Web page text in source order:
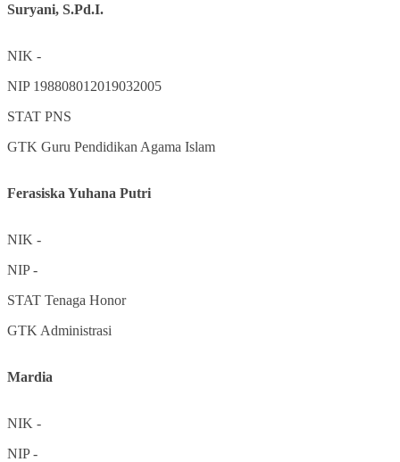
Suryani, S.Pd.I.
NIK -
NIP 198808012019032005
STAT PNS
GTK Guru Pendidikan Agama Islam
Ferasiska Yuhana Putri
NIK -
NIP-
STAT Tenaga Honor
GTK Administrasi
Mardia
NIK -
NIP-